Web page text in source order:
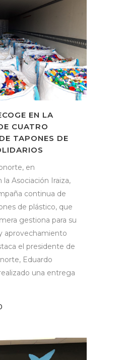
EN LA
CUATRO
TAPONES DE
en
la Asociación Iraiza,
continua de
de plástico, que
gestiona para su
aprovechamiento
el presidente de
Eduardo
una entrega